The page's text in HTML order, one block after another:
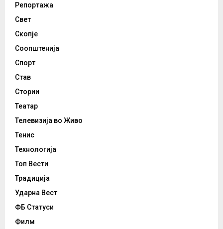
Репортажа
Свет
Скопје
Соопштенија
Спорт
Став
Стории
Театар
Телевизија во Живо
Тенис
Технологија
Топ Вести
Традиција
Ударна Вест
ФБ Статуси
Филм